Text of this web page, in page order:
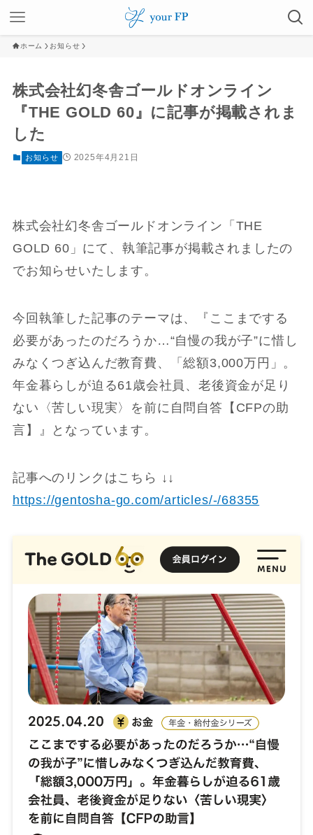
ホーム お知らせ
株式会社幻冬舎ゴールドオンライン
『THE GOLD 60』に記事が掲載されま
した
お知らせ 2025年4月21日
株式会社幻冬舎ゴールドオンライン「THE
GOLD 60」にて、執筆記事が掲載されましたの
でお知らせいたします。
今回執筆した記事のテーマは、『ここまでする
必要があったのだろうか…“自慢の我が子”に惜し
みなくつぎ込んだ教育費、「総額3,000万円」。
年金暮らしが迫る61歳会社員、老後資金が足り
ない〈苦しい現実〉を前に自問自答【CFPの助
言】』となっています。
記事へのリンクはこちら ↓↓
https://gentosha-go.com/articles/-/68355